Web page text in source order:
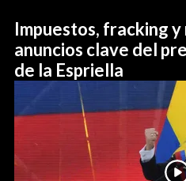
Impuestos, fracking
anuncios clave del
de la Espriella